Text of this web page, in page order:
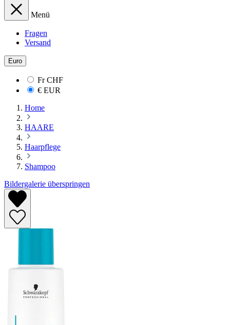
Menü
Fragen
Versand
Euro
FrCHF
€ EUR
Home
HAARE
Haarpflege
Shampoo
Bildergalerie überspringen